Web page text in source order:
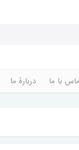
با ما دربارۀ ما